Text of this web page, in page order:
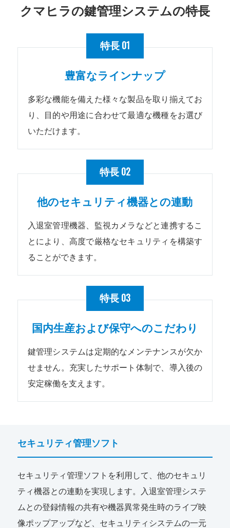
クマヒラの鍵管理システムの特長
特長 01
豊富なラインナップ
多彩な機能を備えた様々な製品を取り揃えてお
り、目的や用途に合わせて最適な機種をお選び
いただけます。
特長 02
他のセキュリティ機器との連動
入退室管理機器、監視カメラなどと連携するこ
とにより、高度で厳格なセキュリティを構築す
ることができます。
特長 03
国内生産および保守へのこだわり
鍵管理システムは定期的なメンテナンスが欠か
せません。充実したサポート体制で、導入後の
安定稼働を支えます。
セキュリティ管理ソフト
セキュリティ管理ソフトを利用して、他のセキュリ
ティ機器との連動を実現します。入退室管理システ
ムとの登録情報の共有や機器異常発生時のライブ映
像ポップアップなど、セキュリティシステムの一元